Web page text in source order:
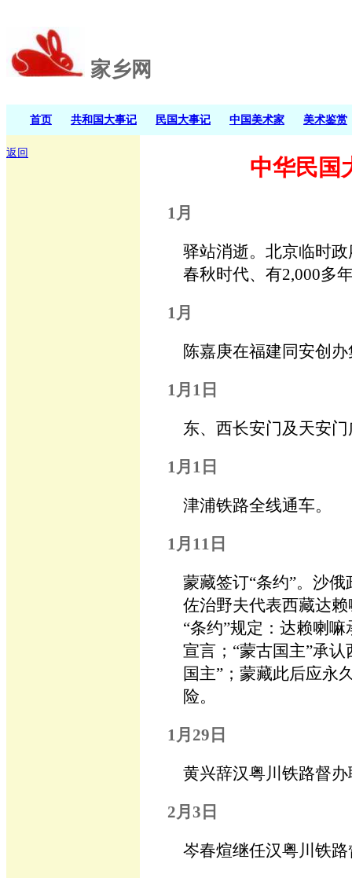
家乡网
首页 共和国大事记 民国大事记 中国美术家 美术鉴赏
返回
中华民国
1月
驿站消逝。北京临时
春秋时代、有2,000多
1月
陈嘉庚在福建同安创
1月1日
东、西长安门及天安
1月1日
津浦铁路全线通车。
1月11日
蒙藏签订“条约”。沙
佐治野夫代表西藏达
“条约”规定：达赖喇
宣言；“蒙古国主”承
国主”；蒙藏此后应永
险。
1月29日
黄兴辞汉粤川铁路督办
2月3日
岑春煊继任汉粤川铁